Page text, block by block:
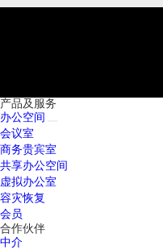
产品及服务
办公空间
会议室
商务贵宾室
共享办公空间
虚拟办公室
容灾恢复
会员
合作伙伴
中介